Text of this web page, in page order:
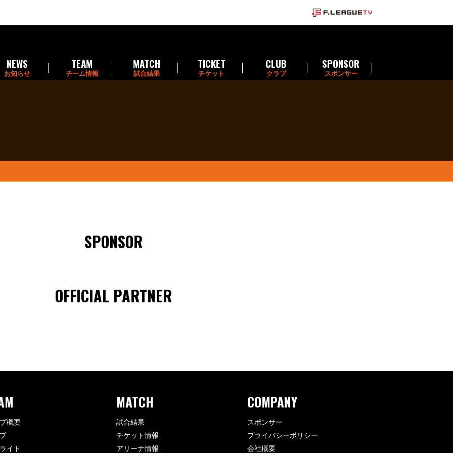
NEWS
お知らせ
TEAM
チーム情報
MATCH
試合結果
TICKET
チケット
CLUB
クラブ
SPONSOR
スポンサー
SPONSOR
OFFICIAL PARTNER
概要
イト
MATCH
試合結果
チケット情報
アリーナ情報
COMPANY
スポンサー
プライバシーポリシー
会社概要